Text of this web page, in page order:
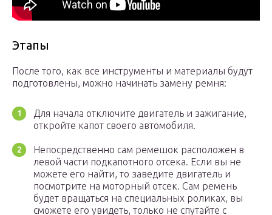
Этапы
После того, как все инструменты и материалы будут
подготовлены, можно начинать замену ремня:
Для начала отключите двигатель и зажигание,
откройте капот своего автомобиля.
Непосредственно сам ремешок расположен в
левой части подкапотного отсека. Если вы не
можете его найти, то заведите двигатель и
посмотрите на моторный отсек. Сам ремень
будет вращаться на специальных роликах, вы
сможете его увидеть, только не спутайте с